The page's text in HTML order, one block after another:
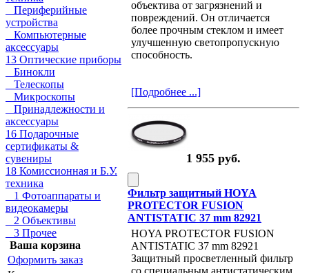
Периферийные
устройства
Компьютерные
аксессуары
13 Оптические приборы
Бинокли
Телескопы
Микроскопы
Принадлежности и
аксессуары
16 Подарочные
сертификаты &
сувениры
18 Комиссионная и Б.У.
техника
1 Фотоаппараты и
видеокамеры
2 Объективы
3 Прочее
Ваша корзина
Оформить заказ
объектива от загрязнений и
повреждений. Он отличается
более прочным стеклом и имеет
улучшенную светопропускную
способность.
[Подробнее ...]
1 955 руб.
Фильтр защитный HOYA
PROTECTOR FUSION
ANTISTATIC 37 mm 82921
HOYA PROTECTOR FUSION
ANTISTATIC 37 mm 82921
Защитный просветленный фильтр
со специальным антистатическим